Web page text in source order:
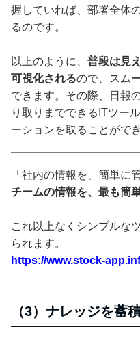
握していれば、部署全体
るのです。
以上のように、 普段は見
可視化されるので、スム
できます。その際、日報
り取りまでできるITツー
ーションを取ることがで
「社内の情報を、簡単に
チームの情報を、最も簡
これ以上なくシンプルな
られます。
https://www.stock-
（3）ナレッジを蓄